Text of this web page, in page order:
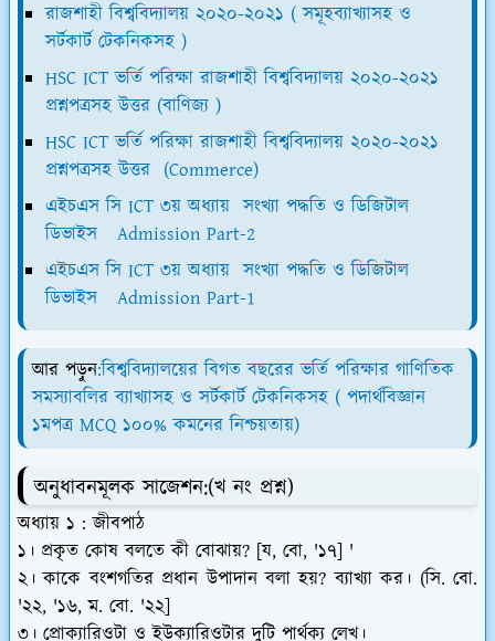
রাজশাহী বিশ্ববিদ্যালয় ২০২০-২০২১ ( সমূহব্যাখ্যাসহ ও
সর্টকার্ট টেকনিকসহ )
HSC ICT ভর্তি পরিক্ষা রাজশাহী বিশ্ববিদ্যালয় ২০২০-২০২১
প্রশ্নপত্রসহ উত্তর (বাণিজ্য )
HSC ICT ভর্তি পরিক্ষা রাজশাহী বিশ্ববিদ্যালয় ২০২০-২০২১
প্রশ্নপত্রসহ উত্তর (Commerce)
এইচএস সি ICT ৩য় অধ্যায় সংখ্যা পদ্ধতি ও ডিজিটাল
ডিভাইস Admission Part-2
এইচএস সি ICT ৩য় অধ্যায় সংখ্যা পদ্ধতি ও ডিজিটাল
ডিভাইস Admission Part-1
আর পড়ুন:বিশ্ববিদ্যালয়ের বিগত বছরের ভর্তি পরিক্ষার গাণিতিক
সমস্যাবলির ব্যাখ্যাসহ ও সর্টকার্ট টেকনিকসহ ( পদার্থবিজ্ঞান
১মপত্র MCQ ১০০% কমনের নিশ্চয়তায়)
অনুধাবনমূলক সাজেশন:(খ নং প্রশ্ন)
অধ্যায় ১ : জীবপাঠ
১। প্রকৃত কোষ বলতে কী বোঝায়? [য, বো, '১৭] '
২। কাকে বংশগতির প্রধান উপাদান বলা হয়? ব্যাখ্যা কর। (সি. বো.
'২২, '১৬, ম. বো. '২২]
৩। প্রোক্যারিওটা ও ইউক্যারিওটার দুটি পার্থক্য লেখ।